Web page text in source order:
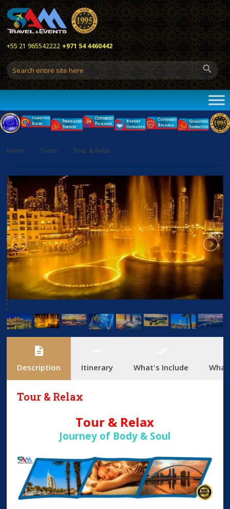
+55 21 965542222 +971 54 4460442
Home Tours Tour & Relax
description
Description Itinerary What's Include
Tour & Relax
Tour & Relax
Journey of Body & Soul